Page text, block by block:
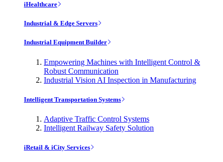
iHealthcare
Industrial & Edge Servers
Industrial Equipment Builder
Empowering Machines with Intelligent Control &
Robust Communication
Industrial Vision AI Inspection in Manufacturing
Intelligent Transportation Systems
Adaptive Traffic Control Systems
Intelligent Railway Safety Solution
iRetail & iCity Services